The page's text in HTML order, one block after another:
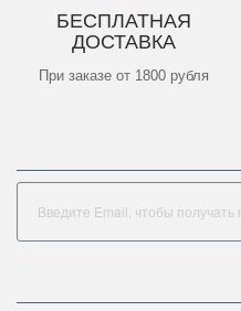
БЕСПЛАТНАЯ
ДОСТАВКА
При заказе от 1800 рубля